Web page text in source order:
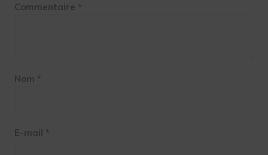
Commentaire *
Nom *
E-mail *